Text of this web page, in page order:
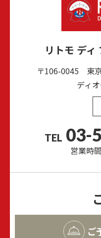
リトモ デ
〒106-0045 東
ディ
TEL 03-
営業時
ご